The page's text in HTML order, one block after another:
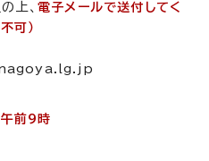
上、電子メールで送付してく
可）
前9時